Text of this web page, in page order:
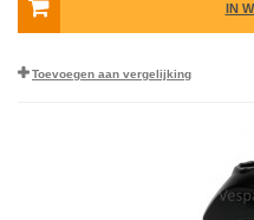
IN
Toevoegen aan vergelijking